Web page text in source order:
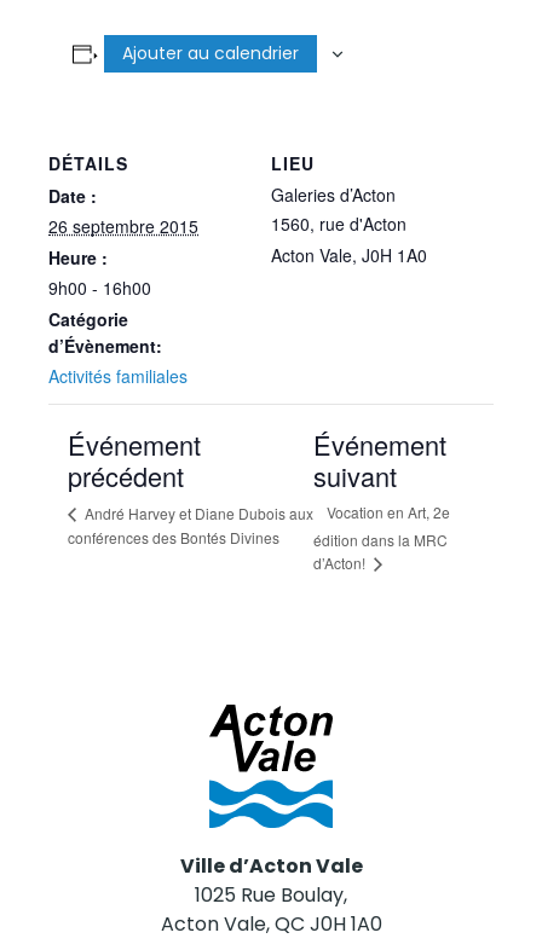
Ajouter au calendrier
DÉTAILS
Date :
26 septembre 2015
Heure :
9h00 - 16h00
Catégorie
d’Évènement:
Activités familiales
LIEU
Galeries d’Acton
1560, rue d'Acton
Acton Vale, J0H 1A0
Événement
précédent
André Harvey et Diane Dubois aux
conférences des Bontés Divines
Événement
suivant
Vocation en Art, 2e
édition dans la MRC
d’Acton!
Ville d’Acton Vale
1025 Rue Boulay,
Acton Vale, QC J0H 1A0